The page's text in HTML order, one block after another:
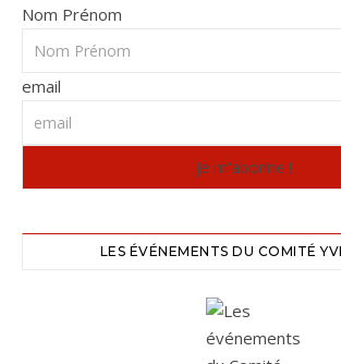
Nom Prénom
email
LES ÉVÉNEMENTS DU COMITÉ